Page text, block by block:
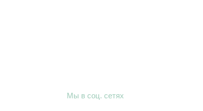
Мы в соц. сетях